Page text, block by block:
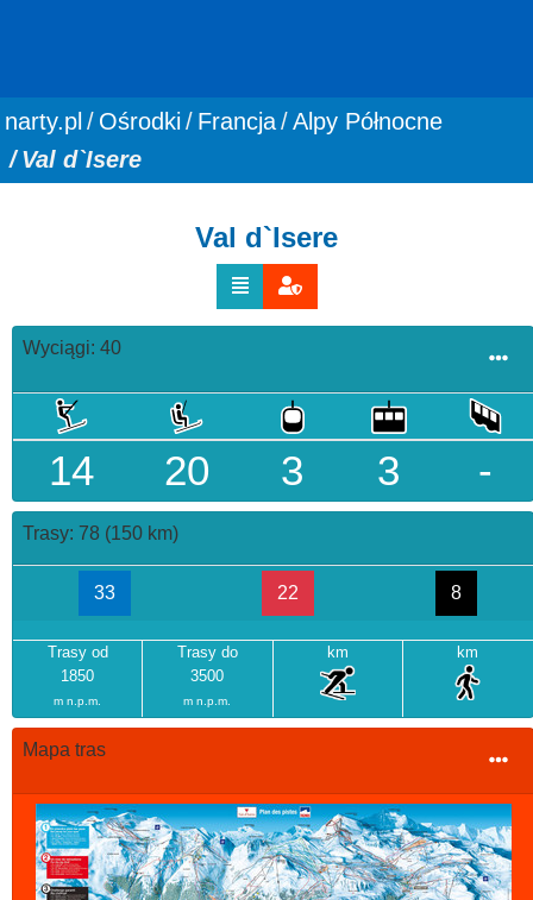
You are here:
narty.pl Ośrodki Francja
Alpy Północne
Val d`Isere
Val d`Isere
Wyciągi: 40
14 20 3 3 -
Trasy: 78 (150 km)
33 22 8
Trasy od
1850
m n.p.m.
Trasy do
3500
m n.p.m.
km km
Mapa tras